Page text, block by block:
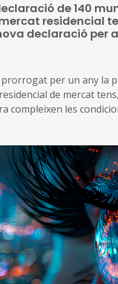
de 140
residencial
declaració per
prorrogat per un any la
de mercat
compleixen les
declaració que
de mercat
ara compleixen les
preus